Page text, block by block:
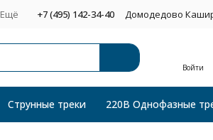
Ещё +7 (495) 142-34-40 Домодедово
Войти
Струнные треки 220В Однофазные